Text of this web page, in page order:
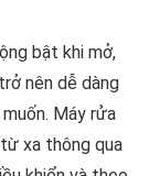
bật khi mở,
nên dễ dàng
Máy rửa
xa thông qua